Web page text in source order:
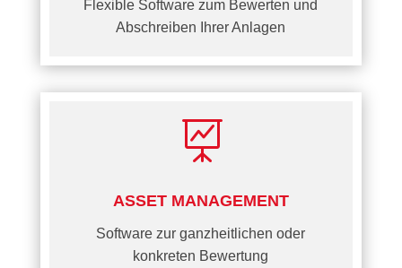
Flexible Software zum Bewerten und
Abschreiben Ihrer Anlagen

ASSET MANAGEMENT
Software zur ganzheitlichen oder
konkreten Bewertung